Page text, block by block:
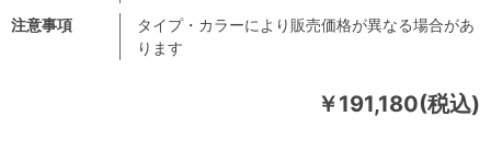
￥191,180(税込)
注意事項
タイプ・カラーにより販売価格が異なる場合があ
ります